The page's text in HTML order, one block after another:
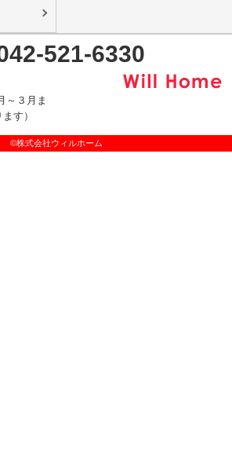
521-6330
～３月ま
す）
©株式会社ウィルホーム